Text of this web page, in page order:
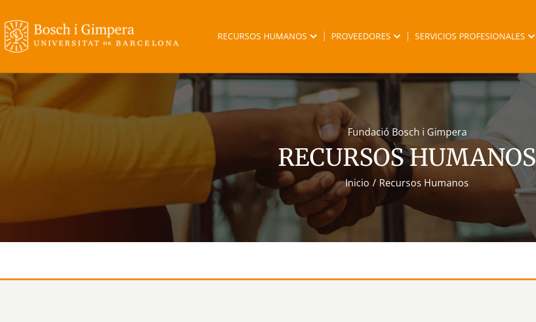
RECURSOS HUMANOS PROVEEDORES SERVICIOS PROFESIONALES
Fundació Bosch i Gimpera
RECURSOS HUMANOS
Inicio Recursos Humanos